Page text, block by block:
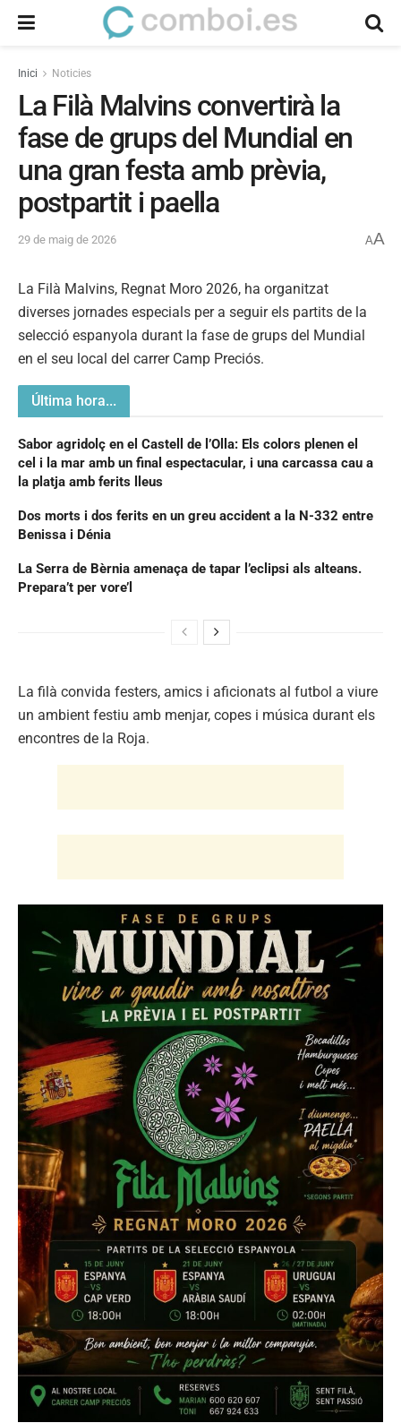
Inici Noticies
La Filà Malvins convertirà la
fase de grups del Mundial en
una gran festa amb prèvia,
postpartit i paella
29 de maig de 2026 AA
La Filà Malvins, Regnat Moro 2026, ha organitzat
diverses jornades especials per a seguir els partits de la
selecció espanyola durant la fase de grups del Mundial
en el seu local del carrer Camp Preciós.
Última hora...
Sabor agridolç en el Castell de l’Olla: Els colors plenen el
cel i la mar amb un final espectacular, i una carcassa cau a
la platja amb ferits lleus
Dos morts i dos ferits en un greu accident a la N-332 entre
Benissa i Dénia
La Serra de Bèrnia amenaça de tapar l’eclipsi als alteans.
Prepara’t per vore’l
La filà convida festers, amics i aficionats al futbol a viure
un ambient festiu amb menjar, copes i música durant els
encontres de la Roja.